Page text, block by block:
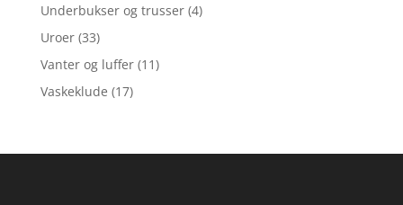
Underbukser og trusser (4)
Uroer (33)
Vanter og luffer (11)
Vaskeklude (17)